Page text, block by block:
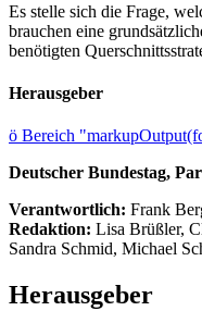
Es stelle sich die Frage,
brauchen eine
benötigten
Herausgeber
ö Bereich
Deutscher Bundestag,
Verantwortlich: Frank
Redaktion: Lisa Brüßler,
Sandra Schmid, Michael
Herausgeber